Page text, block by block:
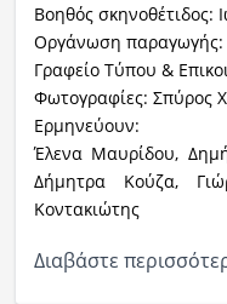
Βοηθός σκηνοθέτιδος:
Οργάνωση παραγωγής:
Γραφείο Τύπου &
Φωτογραφίες: Σπύρος
Ερμηνεύουν:
Έλενα Μαυρίδου,
Δήμητρα Κούζα,
Κοντακιώτης
Διαβάστε